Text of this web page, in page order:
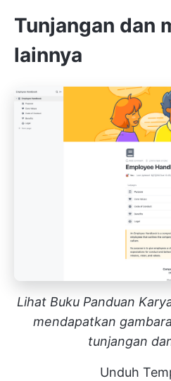
Tunjangan dan
lainnya
Lihat Buku Panduan
mendapatkan
tunjangan
Unduh